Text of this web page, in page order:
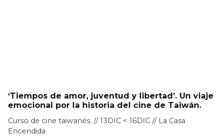
‘Tiempos de amor, juventud y libertad’. Un viaje
emocional por la historia del cine de Taiwán.
Curso de cine taiwanés. // 13DIC < 16DIC // La Casa
Encendida